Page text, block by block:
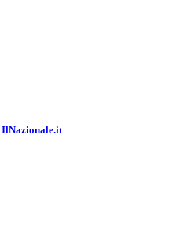
IlNazionale.it